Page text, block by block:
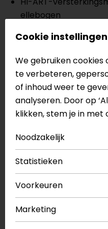
ellebogen
Voorbereid op
Ventilatieritsen
Dryway+ vast
Lange verbindingsrits
Verstelbaar aan
Meerdere zakken
CE EN17092, level AA
Meer informatie
Heb je meer informatie
Neem dancontactmet
vanonze winkels
in
Eindhoven, Vianen of
het product bekijken &
Cookie instellingen
We gebruiken
te verbeteren,
of inhoud weer te
analyseren. Door op
klikken, stem je in met
Noodzakelijk
Statistieken
Voorkeuren
Marketing